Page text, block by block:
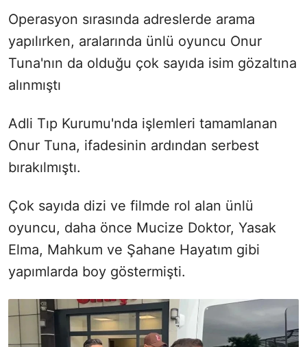
Operasyon sırasında adreslerde arama
yapılırken, aralarında ünlü oyuncu Onur
Tuna'nın da olduğu çok sayıda isim gözaltına
alınmıştı
Adli Tıp Kurumu'nda işlemleri tamamlanan
Onur Tuna, ifadesinin ardından serbest
bırakılmıştı.
Çok sayıda dizi ve filmde rol alan ünlü
oyuncu, daha önce Mucize Doktor, Yasak
Elma, Mahkum ve Şahane Hayatım gibi
yapımlarda boy göstermişti.